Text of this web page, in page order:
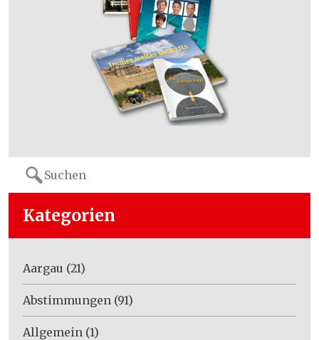
Search
for:
Kategorien
Aargau (21)
Abstimmungen (91)
Allgemein (1)